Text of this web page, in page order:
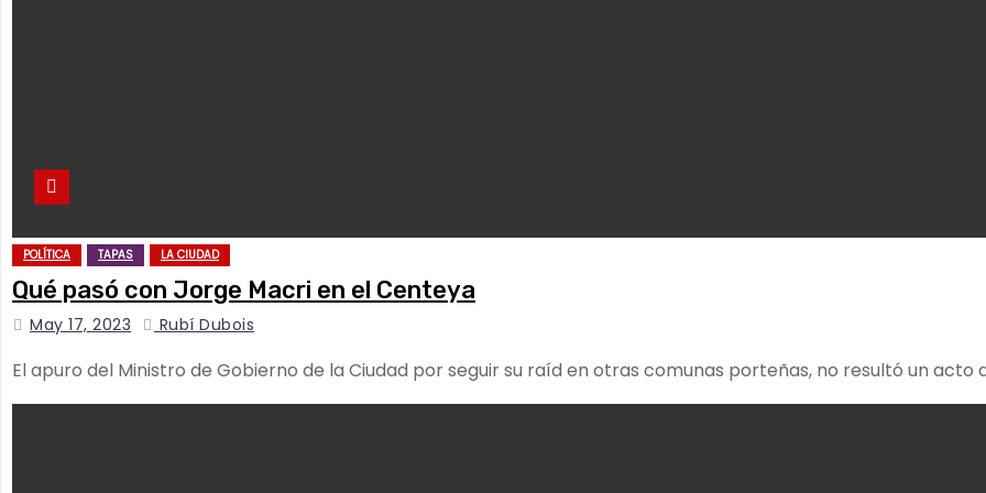
POLÍTICA TAPAS LA CIUDAD
Qué pasó con Jorge Macri en el Centeya
May 17, 2023 Rubí Dubois
El apuro del Ministro de Gobierno de la Ciudad por seguir su raíd en otras comunas porteñas, no resultó un